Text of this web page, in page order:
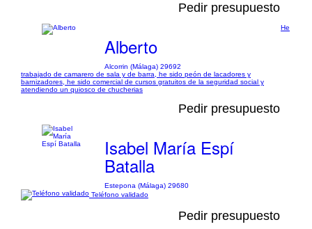
Pedir presupuesto
Alberto
Alcorrin (Málaga) 29692
He
trabajado de camarero de sala y de barra, he sido peón de lacadores y
barnizadores, he sido comercial de cursos gratuitos de la seguridad social y
atendiendo un quiosco de chucherias
Pedir presupuesto
Isabel María Espí
Batalla
Estepona (Málaga) 29680
Teléfono validado
Pedir presupuesto